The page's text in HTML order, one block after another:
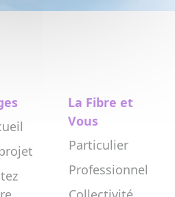
La Fibre et
Vous
Particulier
Professionnel